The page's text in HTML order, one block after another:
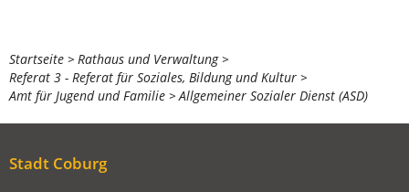
Sie
befinden
sich
Startseite
Rathaus und Verwaltung
Referat 3 - Referat für Soziales, Bildung und Kultur
Amt für Jugend und Familie
Allgemeiner Sozialer Dienst (ASD)
Stadt Coburg